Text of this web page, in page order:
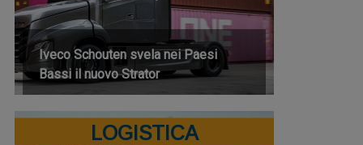
Iveco Schouten svela nei Paesi
Bassi il nuovo Strator
LOGISTICA